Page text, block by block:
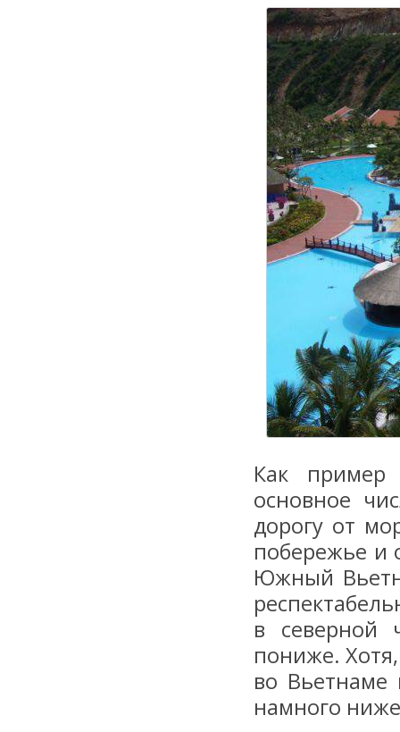
Как
основное
дорогу от
побережье и
Южный
в северной
пониже.
во Вьетнаме
намного